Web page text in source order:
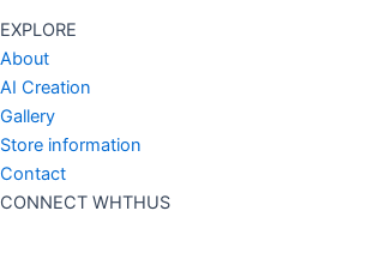
EXPLORE
About
AI Creation
Gallery
Store information
Contact
CONNECT WHTHUS